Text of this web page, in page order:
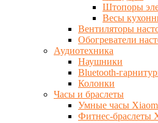
Штопоры
Весы
Вентиляторы
Обогреватели
Аудиотехника
Наушники
Bluetooth-
Колонки
Часы и браслеты
Умные часы
Фитнес-браслеты